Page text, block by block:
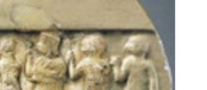
María José Toro Nozal (Santa
de abril de 1957) científica...
Angélique
Hounsinou Kandjo
Kidjo (Ouidah; 14 de